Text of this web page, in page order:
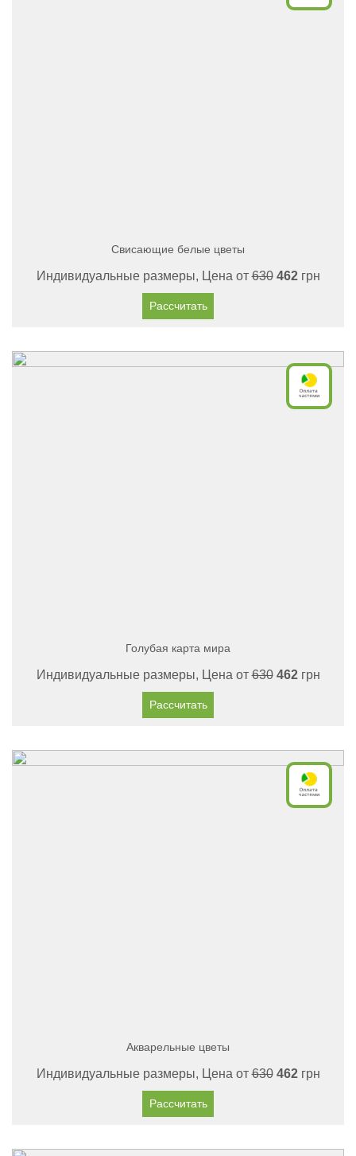
Свисающие белые цветы
Индивидуальные размеры, Цена от630 462грн
Рассчитать
Голубая карта мира
Индивидуальные размеры, Цена от630 462грн
Рассчитать
Акварельные цветы
Индивидуальные размеры, Цена от630 462грн
Рассчитать